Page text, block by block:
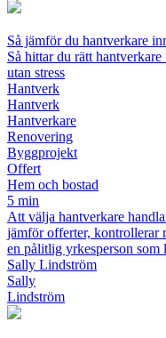
Så jämför du hantverkare
Så hittar du rätt
utan stress
Hantverk
Hantverk
Hantverkare
Renovering
Byggprojekt
Offert
Hem och bostad
5 min
Att välja hantverkare
jämför offerter, kontrollerar
en pålitlig yrkesperson som
Sally Lindström
Sally
Lindström